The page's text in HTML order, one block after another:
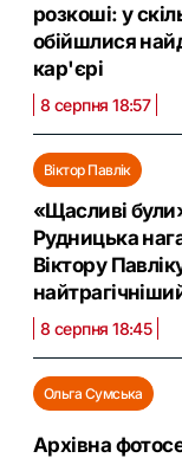
розкоші: у
обійшлися
кар'єрі
8 серпня 18:57
Віктор Павлік
«Щасливі
Рудницька
Віктору
8 серпня 18:45
Ольга Сумська
Архівна